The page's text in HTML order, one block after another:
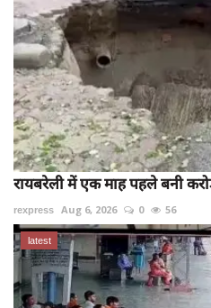
रायबरेली में एक माह पहले बनी
rexpress Aug 6, 2026 0 56
latest